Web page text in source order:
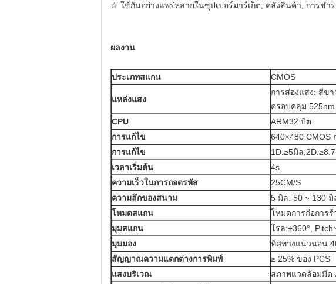
☆ ใช้กันอย่างแพร่หลายในซุปเปอร์มาร์เก็ต, คลังสินค้า, การชํา
ผลงาน
ประเภทสแกน CMOS
แหล่งแสง
การส่องแสง: สีข
ครอบคลุม 525nm
CPU
ARM32 บิต
การแก้ไข
640×480 CMOS
การแก้ไข
1D:≥5มิล
เวลาเริ่มต้น
4s
ความเร็วในการถอดรหัส
25CM/S
ความลึกของสนาม
5 มิล: 50 ~ 130
โหมดสแกน
โหมดการก่อการ
มุมสแกน
โรล:±360°,
มุมมอง
ทิศทางแนวนอน
สัญญาณความแตกต่างการพิมพ์
≥ 25% ของ PCS
แสงบริเวณ
สภาพแวดล้อมมืด